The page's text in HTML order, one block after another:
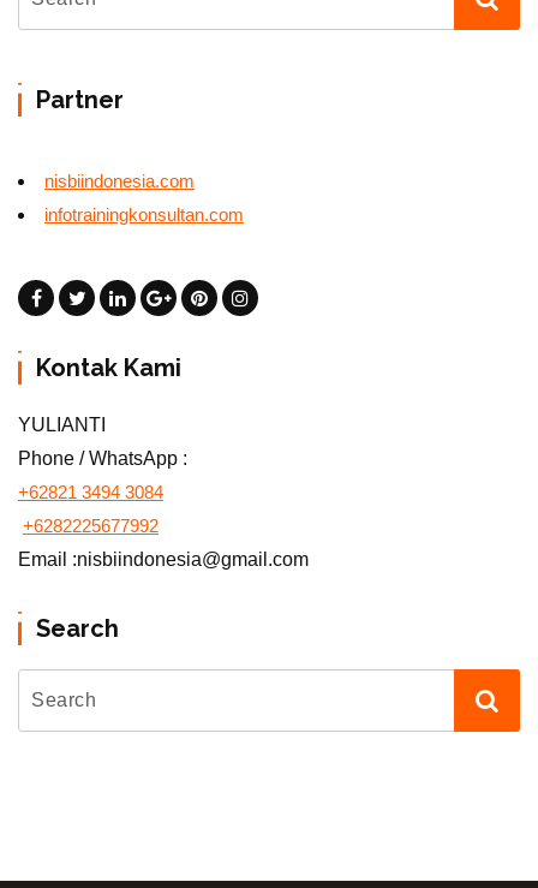
Partner
nisbiindonesia.com
infotrainingkonsultan.com
Kontak Kami
YULIANTI
Phone / WhatsApp :
+62821 3494 3084
+6282225677992
Email :nisbiindonesia@gmail.com
Search